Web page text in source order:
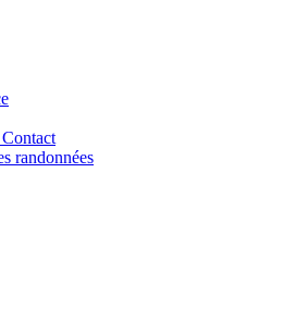
randonnées